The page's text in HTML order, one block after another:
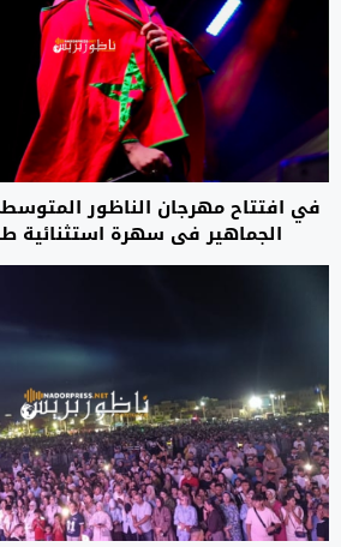
في افتتاح مهرجان الناظور
الجماهير في سهرة استثنائية
والإنسانية